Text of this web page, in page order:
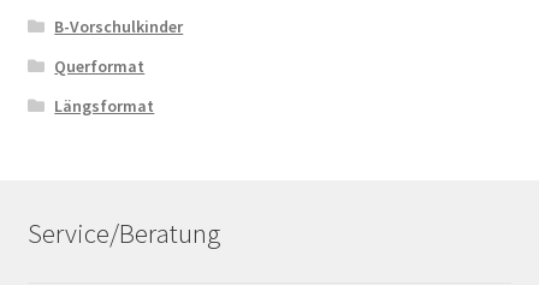
B-Vorschulkinder
Querformat
Längsformat
Service/Beratung